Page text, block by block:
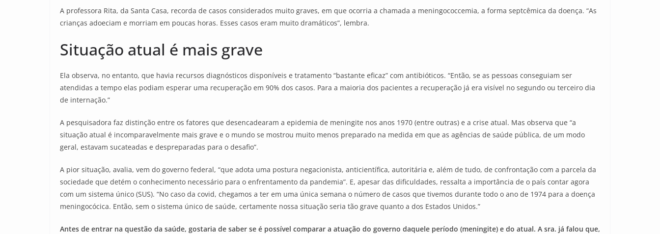
A professora Rita, da Santa Casa, recorda de casos considerados muito graves, em que ocorria a chamada a meningococcemia, a forma septcêmica da doença. “As
crianças adoeciam e morriam em poucas horas. Esses casos eram muito dramáticos”, lembra.
Situação atual é mais grave
Ela observa, no entanto, que havia recursos diagnósticos disponíveis e tratamento “bastante eficaz” com antibióticos. “Então, se as pessoas conseguiam ser
atendidas a tempo elas podiam esperar uma recuperação em 90% dos casos. Para a maioria dos pacientes a recuperação já era visível no segundo ou terceiro dia
de internação.”
A pesquisadora faz distinção entre os fatores que desencadearam a epidemia de meningite nos anos 1970 (entre outras) e a crise atual. Mas observa que “a
situação atual é incomparavelmente mais grave e o mundo se mostrou muito menos preparado na medida em que as agências de saúde pública, de um modo
geral, estavam sucateadas e despreparadas para o desafio”.
A pior situação, avalia, vem do governo federal, “que adota uma postura negacionista, anticientífica, autoritária e, além de tudo, de confrontação com a parcela da
sociedade que detém o conhecimento necessário para o enfrentamento da pandemia”. E, apesar das dificuldades, ressalta a importância de o país contar agora
com um sistema único (SUS). “No caso da covid, chegamos a ter em uma única semana o número de casos que tivemos durante todo o ano de 1974 para a doença
meningocócica. Então, sem o sistema único de saúde, certamente nossa situação seria tão grave quanto a dos Estados Unidos.”
Antes de entrar na questão da saúde, gostaria de saber se é possível comparar a atuação do governo daquele período (meningite) e do atual. A sra. já falou que,